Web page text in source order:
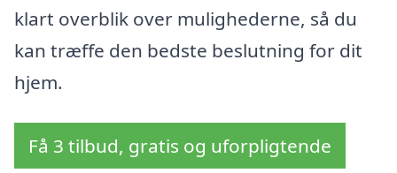
klart overblik over mulighederne, så du
kan træffe den bedste beslutning for dit
hjem.
Få 3 tilbud, gratis og uforpligtende